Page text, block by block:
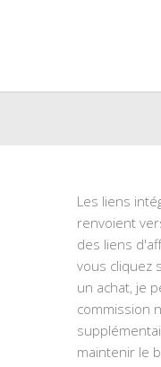
Les liens
renvoient
des liens
vous cliquez
un achat, je
commission
maintenir le